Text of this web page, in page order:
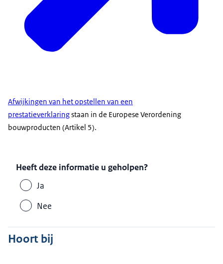
Afwijkingen van het opstellen van een
prestatieverklaringstaan in de Europese Verordening
bouwproducten (Artikel 5).
Heeft deze informatie u geholpen?
Ja
Nee
Hoort bij